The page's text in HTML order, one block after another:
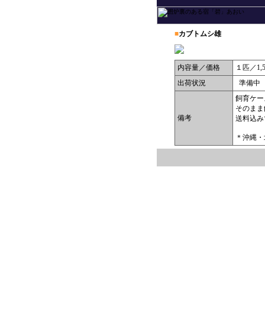
■カブトムシ雄
内容量／価格
１匹／
出荷状況
準備中
備考
飼育ケ
そのま
送料込
＊沖縄